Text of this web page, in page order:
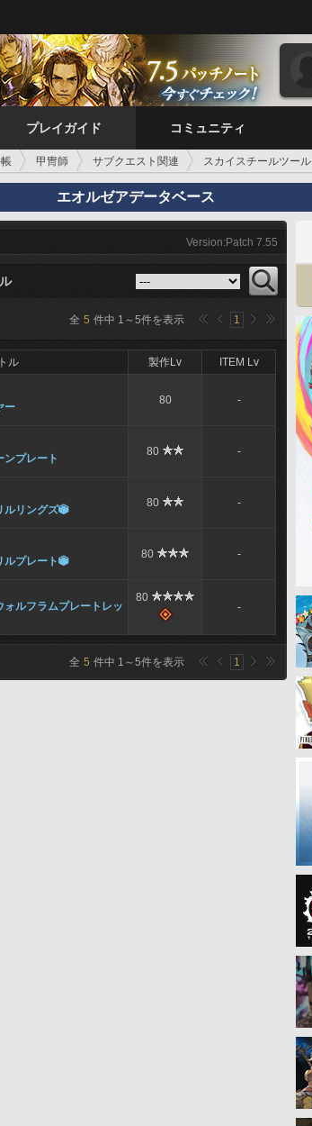
プレイガイド コミュニティ
甲冑師 サブクエスト関連 スカイスチールツール
エオルゼアデータベース
Version:Patch 7.55
全 5 件中 1 ～5件を表示 1
ル 製作Lv ITEM Lv
ー
80 -
ンプレート
80 -
ルリングズ
80 -
ルプレート
80 -
ォルフラムプレートレッ
80
-
全 5 件中 1 ～5件を表示 1